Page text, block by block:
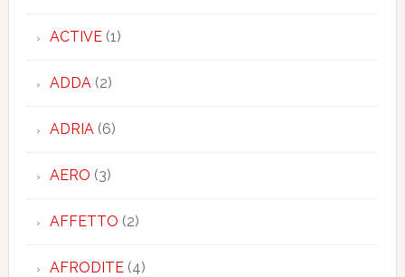
ACTIVE(1)
ADDA(2)
ADRIA(6)
AERO (3)
AFFETTO (2)
AFRODITE(4)